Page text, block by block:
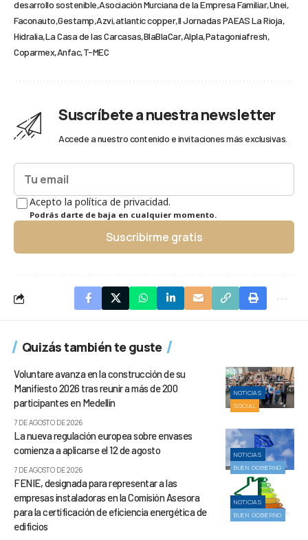
desarrollo sostenible Asociación Murciana de la Empresa Familiar Unei
Faconauto Gestamp Azvi atlantic copper II Jornadas PAEAS La Rioja
Hidralia La Casa de las Carcasas BlaBlaCar Alpla Patagoniafresh
Coparmex Anfac T-MEC
Suscríbete a nuestra newsletter
Accede a nuestro contenido e invitaciones más exclusivas.
Acepto la política de privacidad.
Podrás darte de baja en cualquier momento.
Suscribirme gratis
Quizás también te guste
NOTICIAS
SOCIAL
Voluntare avanza en la construcción de su
Manifiesto 2026 tras reunir a más de 200
participantes en Medellín
7 DE AGOSTO DE 2026
NOTICIAS
BUEN GOBIERNO
La nueva regulación europea sobre envases
comienza a aplicarse el 12 de agosto
7 DE AGOSTO DE 2026
NOTICIAS
BUEN GOBIERNO
FENIE, designada para representar a las
empresas instaladoras en la Comisión Asesora
para la certificación de eficiencia energética de
edificios